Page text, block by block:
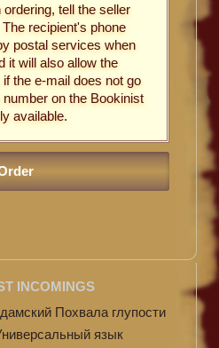
tell the seller
recipient's phone
postal services when
it will also allow the
the e-mail does not go
on the Bookinist
available.
INCOMINGS
Похвала глупости
язык